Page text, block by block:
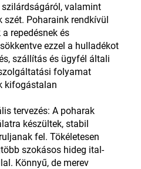
szilárdságáról, valamint
szét. Poharaink rendkívül
repedésnek és
ezzel a hulladékot
szállítás és ügyfél általi
folyamat
kifogástalan
tervezés: A poharak
készültek, stabil
fel. Tökéletesen
szokásos hideg ital-
Könnyű, de merev